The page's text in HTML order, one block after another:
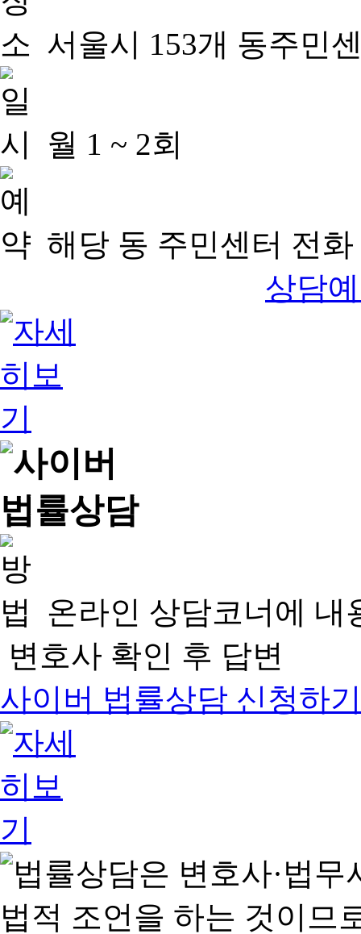
서울시 153개 동주민
월 1 ~ 2회
해당 동 주민센터 전
상담
온라인 상담코너에 내
변호사 확인 후 답변
사이버 법률상담 신청하기